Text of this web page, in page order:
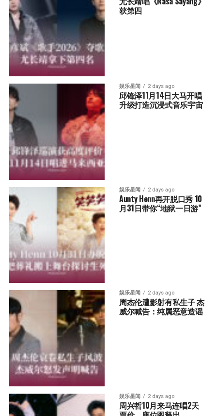
获第四
娱乐星闻 2 days ago
邱锋泽11月14日大马开唱
升级打造沉浸式音乐宇宙
娱乐星闻 2 days ago
Aunty Henn再开脱口秀 10
月31日带你“地狱一日游”
娱乐星闻 2 days ago
周杰伦遭影射有私生子 杰
威尔喊告：纯属恶意造谣
娱乐星闻 2 days ago
周兴哲10月来马连唱2天